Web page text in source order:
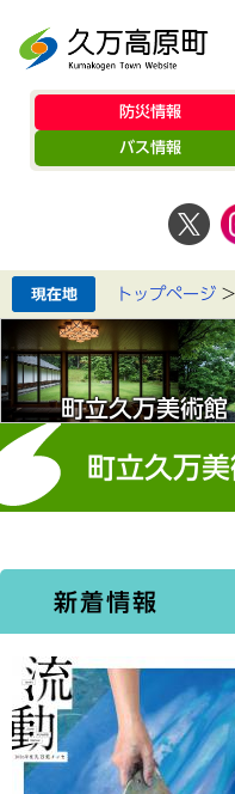
防災情報
バス情報
トップページ >
町立久万美術館
町立久万
新着情報